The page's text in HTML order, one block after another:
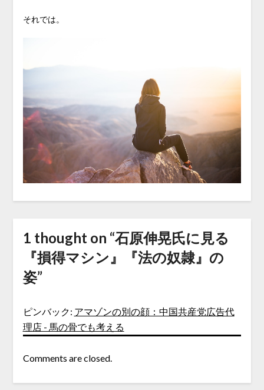
それでは。
1 thought on “石原伸晃氏に見る
『損得マシン』『法の奴隷』の
姿”
ピンバック: アマゾンの別の顔：中国共産党広告代
理店 - 馬の骨でも考える
Comments are closed.